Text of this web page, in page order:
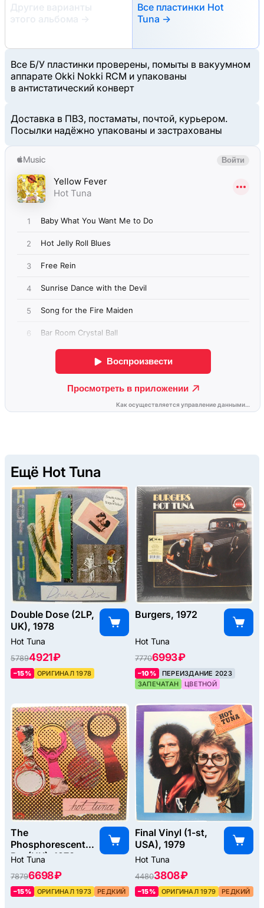
Другие варианты
этого альбома
→
Все пластинки Hot
Tuna →
Все Б/У пластинки проверены, помыты в вакуумном
аппарате Okki Nokki RCM и упакованы
в антистатический конверт
Доставка в ПВЗ, постаматы, почтой, курьером.
Посылки надёжно упакованы и застрахованы
Ещё Hot Tuna
Double Dose (2LP,
UK), 1978
Hot Tuna
57894921 ₽
–15% ОРИГИНАЛ 1978
Burgers, 1972
Hot Tuna
77706993 ₽
–10%
ПЕРЕИЗДАНИЕ 2023
ЗАПЕЧАТАН
ЦВЕТНОЙ
The
Phosphorescent
Rat (UK), 1973
Hot Tuna
78796698 ₽
–15% ОРИГИНАЛ 1973 РЕДКИЙ
Final Vinyl (1-st,
USA), 1979
Hot Tuna
44803808 ₽
–15% ОРИГИНАЛ 1979 РЕДКИЙ